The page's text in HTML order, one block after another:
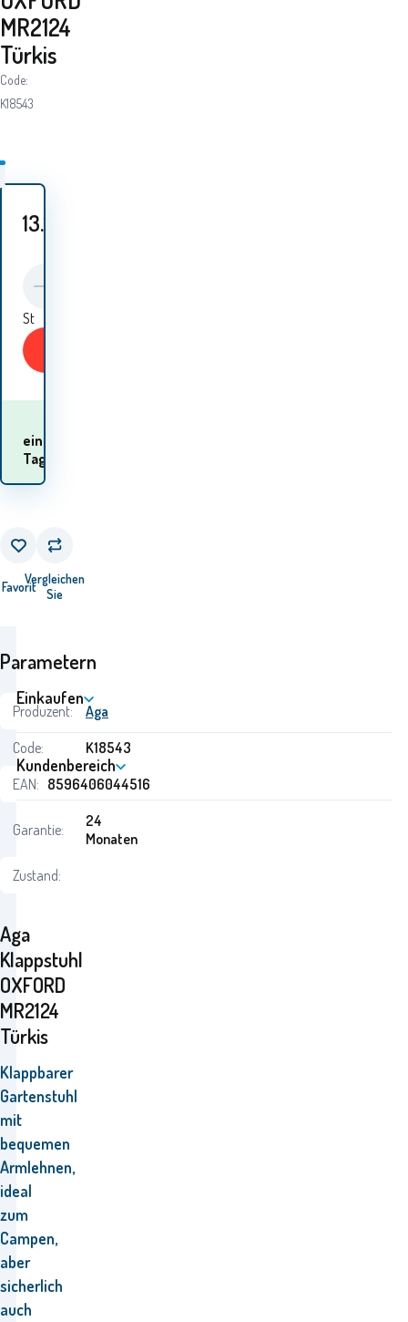
MR2124
Türkis
Code:
K18543
13.10
St
ein
Tag
FavoritVergleichen
Sie
Aga
Klappstuhl
OXFORD
MR2124
Türkis
Klappbarer
Gartenstuhl
mit
bequemen
Armlehnen,
ideal
zum
Campen,
aber
sicherlich
auch
Parametern
Produzent:
Aga
Code:
K18543
EAN: 8596406044516
Garantie:
24
Monaten
Zustand:
Einkaufen
Kundenbereich